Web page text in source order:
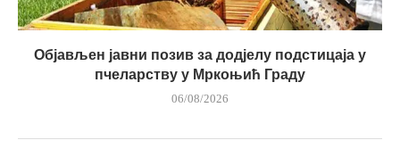
Објављен јавни позив за додјелу подстицаја у
пчеларству у Мркоњић Граду
06/08/2026